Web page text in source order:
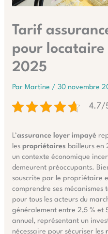
Tarif
pour
2025
Par Martine / 30 novembre
4.7/
L’assurance loyer impayé
les propriétaires bailleurs en
un contexte économique
demeurent préoccupants.
souscrite par le propriétaire
comprendre ses mécanismes
pour tous les acteurs du
généralement entre 2,5 % et
annuel, représentant un
nécessaire pour sécuriser les